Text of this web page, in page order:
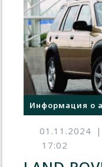
Информация о
01.11.2024 |
17:02